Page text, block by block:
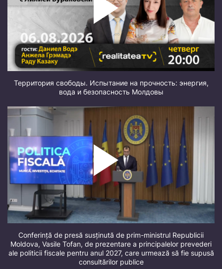
Территория свободы. Испытание на прочность: энергия,
вода и безопасность Молдовы
Conferință de presă susținută de prim-ministrul Republicii
Moldova, Vasile Tofan, de prezentare a principalelor prevederi
ale politicii fiscale pentru anul 2027, care urmează să fie supusă
consultărilor publice